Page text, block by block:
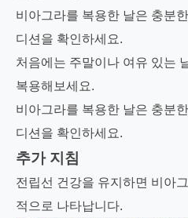
비아그라를 복용한 날은 충분
디션을 확인하세요.
처음에는 주말이나 여유 있는
복용해보세요.
비아그라를 복용한 날은 충분
디션을 확인하세요.
추가 지침
전립선 건강을 유지하면 비아
적으로 나타납니다.